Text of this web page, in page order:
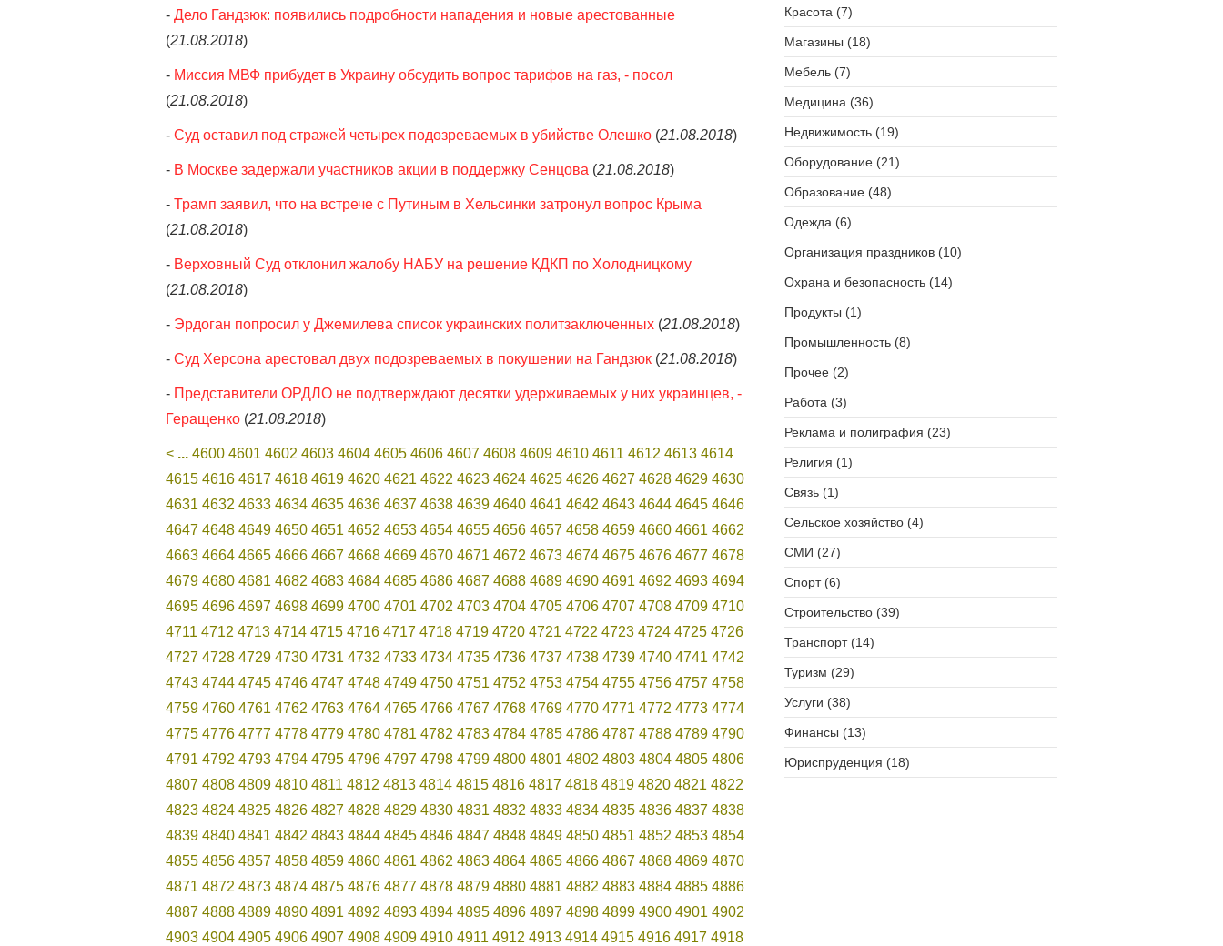
- Дело Гандзюк: появились подробности нападения и новые арестованные
(21.08.2018)
- Миссия МВФ прибудет в Украину обсудить вопрос тарифов на газ, - посол
(21.08.2018)
- Суд оставил под стражей четырех подозреваемых в убийстве Олешко (21.08.2018)
- В Москве задержали участников акции в поддержку Сенцова (21.08.2018)
- Трамп заявил, что на встрече с Путиным в Хельсинки затронул вопрос Крыма
(21.08.2018)
- Верховный Суд отклонил жалобу НАБУ на решение КДКП по Холодницкому
(21.08.2018)
- Эрдоган попросил у Джемилева список украинских политзаключенных (21.08.2018)
- Суд Херсона арестовал двух подозреваемых в покушении на Гандзюк (21.08.2018)
- Представители ОРДЛО не подтверждают десятки удерживаемых у них украинцев, -
Геращенко (21.08.2018)
< ... 4600 4601 4602 4603 4604 4605 4606 4607 4608 4609 4610 4611 4612 4613 4614
4615 4616 4617 4618 4619 4620 4621 4622 4623 4624 4625 4626 4627 4628 4629 4630
4631 4632 4633 4634 4635 4636 4637 4638 4639 4640 4641 4642 4643 4644 4645 4646
4647 4648 4649 4650 4651 4652 4653 4654 4655 4656 4657 4658 4659 4660 4661 4662
4663 4664 4665 4666 4667 4668 4669 4670 4671 4672 4673 4674 4675 4676 4677 4678
4679 4680 4681 4682 4683 4684 4685 4686 4687 4688 4689 4690 4691 4692 4693 4694
4695 4696 4697 4698 4699 4700 4701 4702 4703 4704 4705 4706 4707 4708 4709 4710
4711 4712 4713 4714 4715 4716 4717 4718 4719 4720 4721 4722 4723 4724 4725 4726
4727 4728 4729 4730 4731 4732 4733 4734 4735 4736 4737 4738 4739 4740 4741 4742
4743 4744 4745 4746 4747 4748 4749 4750 4751 4752 4753 4754 4755 4756 4757 4758
4759 4760 4761 4762 4763 4764 4765 4766 4767 4768 4769 4770 4771 4772 4773 4774
4775 4776 4777 4778 4779 4780 4781 4782 4783 4784 4785 4786 4787 4788 4789 4790
4791 4792 4793 4794 4795 4796 4797 4798 4799 4800 4801 4802 4803 4804 4805 4806
4807 4808 4809 4810 4811 4812 4813 4814 4815 4816 4817 4818 4819 4820 4821 4822
4823 4824 4825 4826 4827 4828 4829 4830 4831 4832 4833 4834 4835 4836 4837 4838
4839 4840 4841 4842 4843 4844 4845 4846 4847 4848 4849 4850 4851 4852 4853 4854
4855 4856 4857 4858 4859 4860 4861 4862 4863 4864 4865 4866 4867 4868 4869 4870
4871 4872 4873 4874 4875 4876 4877 4878 4879 4880 4881 4882 4883 4884 4885 4886
4887 4888 4889 4890 4891 4892 4893 4894 4895 4896 4897 4898 4899 4900 4901 4902
4903 4904 4905 4906 4907 4908 4909 4910 4911 4912 4913 4914 4915 4916 4917 4918
Красота (7)
Магазины (18)
Мебель (7)
Медицина (36)
Недвижимость (19)
Оборудование (21)
Образование (48)
Одежда (6)
Организация праздников (10)
Охрана и безопасность (14)
Продукты (1)
Промышленность (8)
Прочее (2)
Работа (3)
Реклама и полиграфия (23)
Религия (1)
Связь (1)
Сельское хозяйство (4)
СМИ (27)
Спорт (6)
Строительство (39)
Транспорт (14)
Туризм (29)
Услуги (38)
Финансы (13)
Юриспруденция (18)